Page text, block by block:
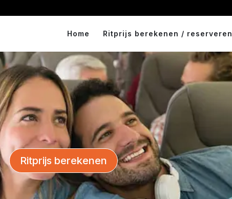
Home Ritprijs berekenen / reserveren
Ritprijs berekenen